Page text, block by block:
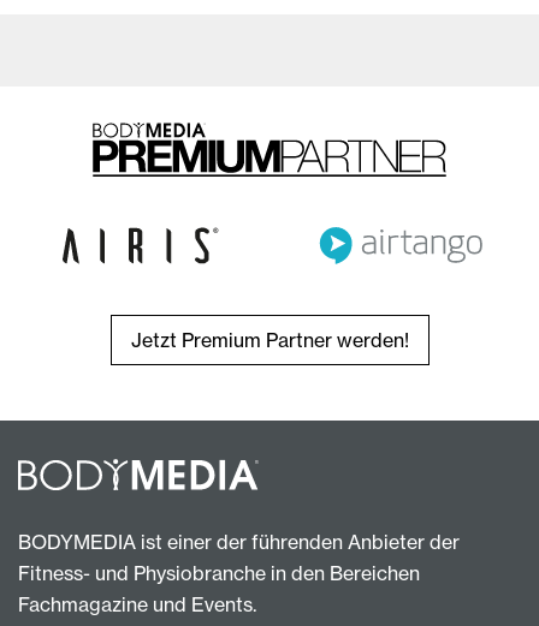
Jetzt Premium Partner werden!
BODYMEDIA ist einer der führenden Anbieter der
Fitness- und Physiobranche in den Bereichen
Fachmagazine und Events.